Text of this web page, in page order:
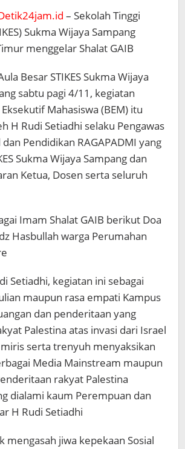
– Sekolah Tinggi
Sukma Wijaya Sampang
menggelar Shalat GAIB
Besar STIKES Sukma Wijaya
sabtu pagi 4/11, kegiatan
Mahasiswa (BEM) itu
H Rudi Setiadhi selaku Pengawas
dan Pendidikan RAGAPADMI yang
Sukma Wijaya Sampang dan
Ketua, Dosen serta seluruh
Imam Shalat GAIB berikut Doa
Hasbullah warga Perumahan
Setiadhi, kegiatan ini sebagai
maupun rasa empati Kampus
dan penderitaan yang
Palestina atas invasi dari Israel
serta trenyuh menyaksikan
Media Mainstream maupun
rakyat Palestina
dialami kaum Perempuan dan
H Rudi Setiadhi
mengasah jiwa kepekaan Sosial